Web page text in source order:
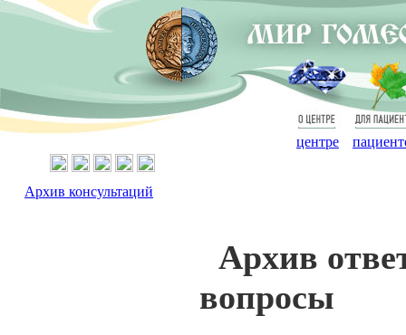
О
центре
Для
Архив
вопросы
Архив консультаций